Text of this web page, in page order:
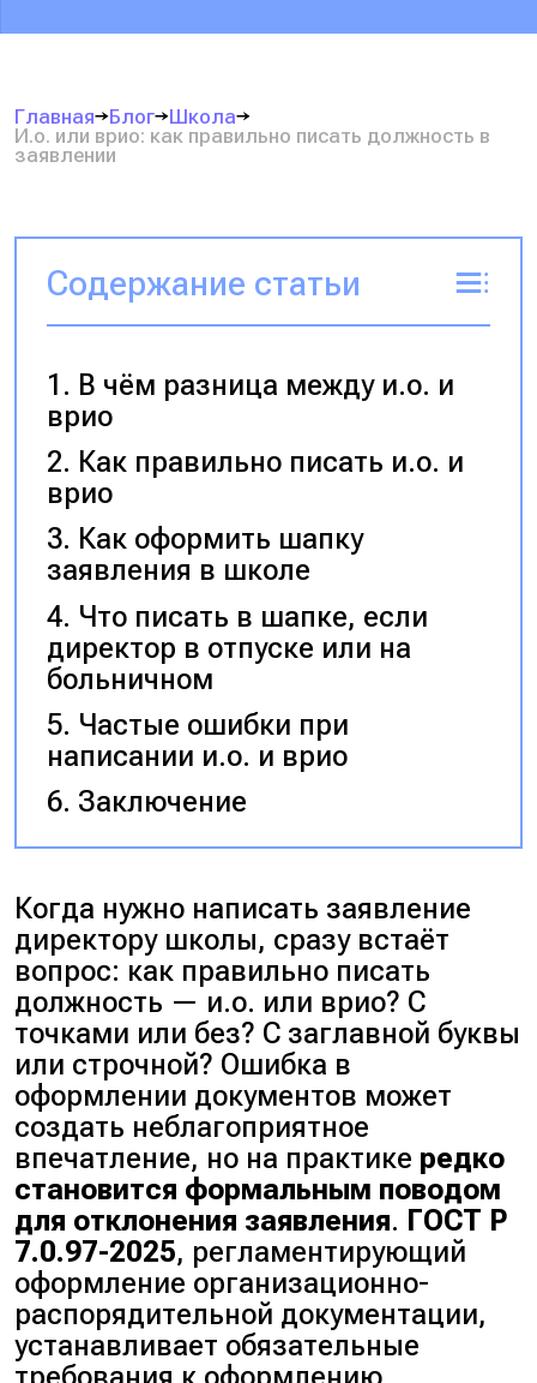
Главная Блог
Школа
И.о. или врио: как правильно писать должность в
заявлении
Содержание статьи
В чём разница между и.о. и
врио
Как правильно писать и.о. и
врио
Как оформить шапку
заявления в школе
Что писать в шапке, если
директор в отпуске или на
больничном
Частые ошибки при
написании и.о. и врио
Заключение
Когда нужно написать заявление
директору школы, сразу встаёт
вопрос: как правильно писать
должность — и.о. или врио? С
точками или без? С заглавной буквы
или строчной? Ошибка в
оформлении документов может
создать неблагоприятное
впечатление, но на практике редко
становится формальным поводом
для отклонения заявления. ГОСТ Р
7.0.97-2025, регламентирующий
оформление организационно-
распорядительной документации,
устанавливает обязательные